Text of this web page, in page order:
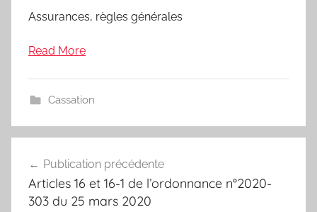
Assurances, règles générales
Read More
Cassation
de
l’article
Publication précédente
Articles 16 et 16-1 de l’ordonnance n°2020-
303 du 25 mars 2020